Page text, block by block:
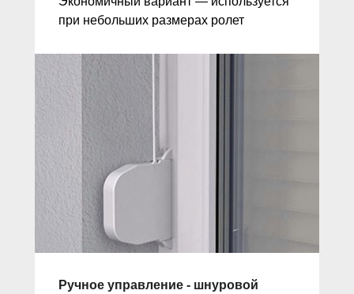
при небольших размерах ролет
Ручное управление - шнуровой